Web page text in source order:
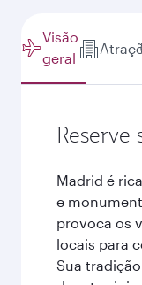
Visão
geral
Madrid é
e
provoca os
locais para
Sua